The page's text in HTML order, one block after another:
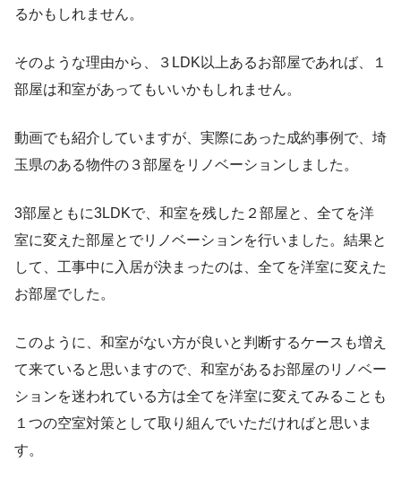
るかもしれません。
そのような理由から、３ LDK 以上あるお部屋であれば、１
部屋は和室があってもいいかもしれません。
動画でも紹介していますが、実際にあった成約事例で、埼
玉県のある物件の３部屋をリノベーションしました。
3部屋ともに3LDKで、和室を残した２部屋と、全てを洋
室に変えた部屋とでリノベーションを行いました。結果と
して、工事中に入居が決まったのは、全てを洋室に変えた
お部屋でした。
このように、和室がない方が良いと判断するケースも増え
て来ていると思いますので、和室があるお部屋のリノベー
ションを迷われている方は全てを洋室に変えてみることも
１つの空室対策として取り組んでいただければと思いま
す。